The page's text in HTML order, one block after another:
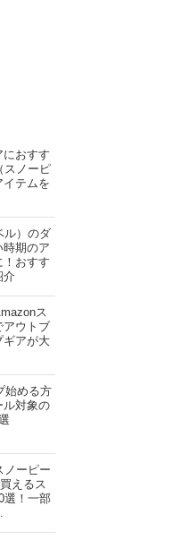
におすす
スノーピ
イテムを
ル）のダ
時期のア
！おすす
介
ス
アウトブ
ギアが大
始める方
ル対象の
ノーピー
えるス
選！一部